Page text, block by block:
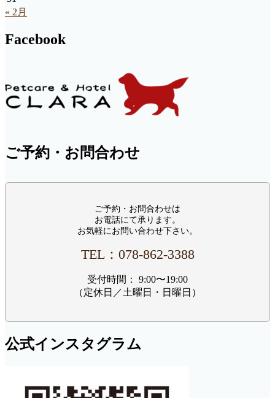
« 2月
Facebook
ご予約・お問合わせ
ご予約・お問合わせは
お電話にて承ります。
お気軽にお問い合わせ下さい。
TEL：‭078-862-3388‬
受付時間： 9:00〜19:00
（定休日／土曜日・日曜日）
公式インスタグラム